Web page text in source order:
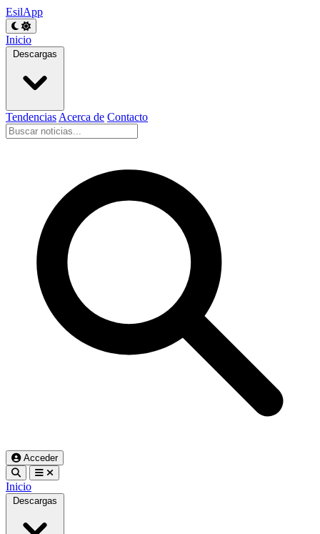
EsilApp
Inicio
Descargas
Tendencias Acerca de Contacto
Acceder
Inicio
Descargas